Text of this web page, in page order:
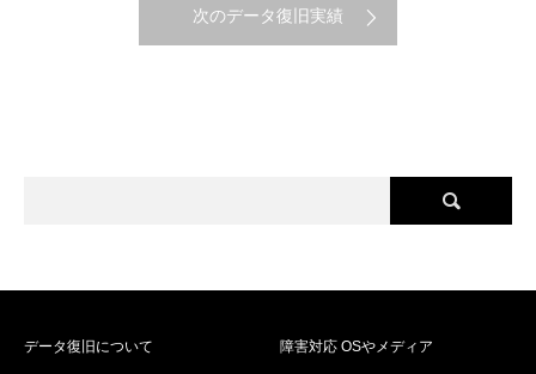
次のデータ復旧実績
データ復旧について 障害対応 OSやメディア